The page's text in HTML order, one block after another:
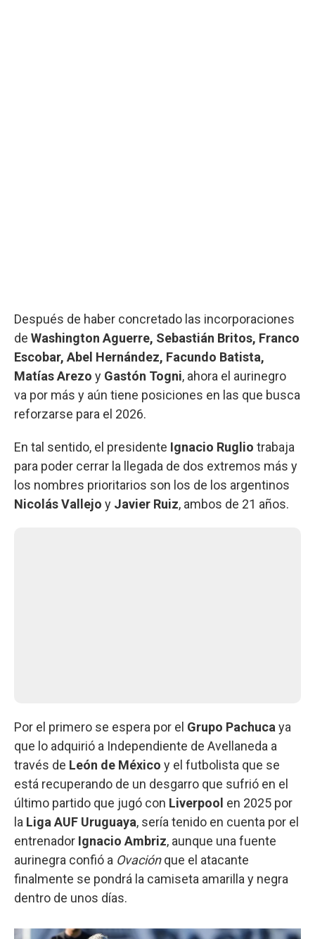
Después de haber concretado las incorporaciones
de Washington Aguerre, Sebastián Britos, Franco
Escobar, Abel Hernández, Facundo Batista,
Matías Arezo y Gastón Togni, ahora el aurinegro
va por más y aún tiene posiciones en las que busca
reforzarse para el 2026.
En tal sentido, el presidente Ignacio Ruglio trabaja
para poder cerrar la llegada de dos extremos más y
los nombres prioritarios son los de los argentinos
Nicolás Vallejo y Javier Ruiz, ambos de 21 años.
Por el primero se espera por el Grupo Pachuca ya
que lo adquirió a Independiente de Avellaneda a
través de León de México y el futbolista que se
está recuperando de un desgarro que sufrió en el
último partido que jugó con Liverpool en 2025 por
la Liga AUF Uruguaya, sería tenido en cuenta por el
entrenador Ignacio Ambriz, aunque una fuente
aurinegra confió a Ovaciónque el atacante
finalmente se pondrá la camiseta amarilla y negra
dentro de unos días.